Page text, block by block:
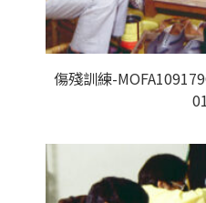
傷殘訓練-